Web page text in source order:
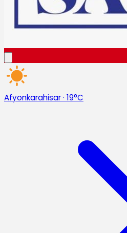
Afyonkarahisar· 19°C